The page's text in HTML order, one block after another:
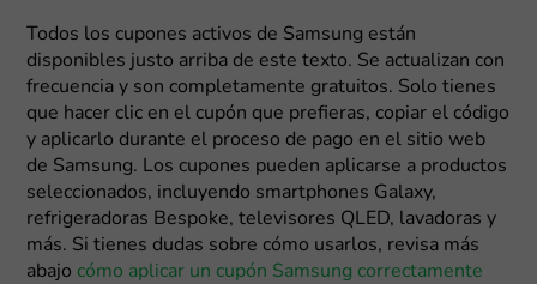
Todos los cupones activos de Samsung están
disponibles justo arriba de este texto. Se actualizan con
frecuencia y son completamente gratuitos. Solo tienes
que hacer clic en el cupón que prefieras, copiar el código
y aplicarlo durante el proceso de pago en el sitio web
de Samsung. Los cupones pueden aplicarse a productos
seleccionados, incluyendo smartphones Galaxy,
refrigeradoras Bespoke, televisores QLED, lavadoras y
más. Si tienes dudas sobre cómo usarlos, revisa más
abajo cómo aplicar un cupón Samsung correctamente